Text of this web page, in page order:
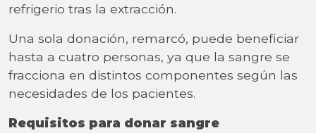
refrigerio tras la extracción.
Una sola donación, remarcó, puede beneficiar
hasta a cuatro personas, ya que la sangre se
fracciona en distintos componentes según las
necesidades de los pacientes.
Requisitos para donar sangre